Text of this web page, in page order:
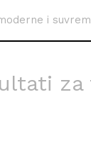
i
za